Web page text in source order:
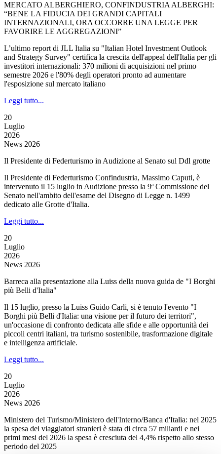
MERCATO ALBERGHIERO, CONFINDUSTRIA ALBERGHI:
“BENE LA FIDUCIA DEI GRANDI CAPITALI
INTERNAZIONALI, ORA OCCORRE UNA LEGGE PER
FAVORIRE LE AGGREGAZIONI”
L’ultimo report di JLL Italia su "Italian Hotel Investment Outlook
and Strategy Survey" certifica la crescita dell'appeal dell'Italia per gli
investitori internazionali: 370 milioni di acquisizioni nel primo
semestre 2026 e l'80% degli operatori pronto ad aumentare
l'esposizione sul mercato italiano
Leggi tutto...
20
Luglio
2026
News 2026
Il Presidente di Federturismo in Audizione al Senato sul Ddl grotte
Il Presidente di Federturismo Confindustria, Massimo Caputi, è
intervenuto il 15 luglio in Audizione presso la 9ª Commissione del
Senato nell'ambito dell'esame del Disegno di Legge n. 1499
dedicato alle Grotte d'Italia.
Leggi tutto...
20
Luglio
2026
News 2026
Barreca alla presentazione alla Luiss della nuova guida de "I Borghi
più Belli d'Italia"
Il 15 luglio, presso la Luiss Guido Carli, si è tenuto l'evento "I
Borghi più Belli d'Italia: una visione per il futuro dei territori",
un'occasione di confronto dedicata alle sfide e alle opportunità dei
piccoli centri italiani, tra turismo sostenibile, trasformazione digitale
e intelligenza artificiale.
Leggi tutto...
20
Luglio
2026
News 2026
Ministero del Turismo/Ministero dell'Interno/Banca d'Italia: nel 2025
la spesa dei viaggiatori stranieri è stata di circa 57 miliardi e nei
primi mesi del 2026 la spesa è cresciuta del 4,4% rispetto allo stesso
periodo del 2025